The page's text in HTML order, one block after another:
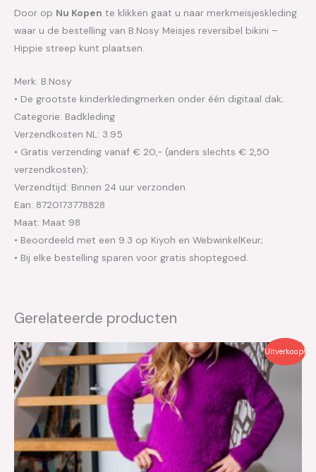
Door op Nu Kopen te klikken gaat u naar merkmeisjeskleding
waar u de bestelling van B.Nosy Meisjes reversibel bikini –
Hippie streep kunt plaatsen.
Merk: B.Nosy
• De grootste kinderkledingmerken onder één digitaal dak;
Categorie: Badkleding
Verzendkosten NL: 3.95
• Gratis verzending vanaf € 20,- (anders slechts € 2,50
verzendkosten);
Verzendtijd: Binnen 24 uur verzonden
Ean: 8720173778828
Maat: Maat 98
• Beoordeeld met een 9.3 op Kiyoh en WebwinkelKeur;
• Bij elke bestelling sparen voor gratis shoptegoed.
Gerelateerde producten
Uitverkoop!
Oorspronkelijke
prijs
was:
€34.95.
Huidige
prijs
is:
€17.50.